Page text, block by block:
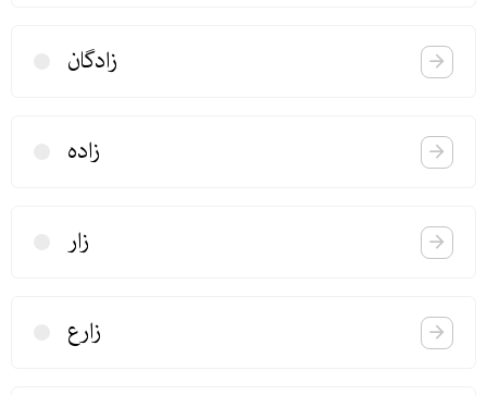
زادگان
زاده
زار
زارع